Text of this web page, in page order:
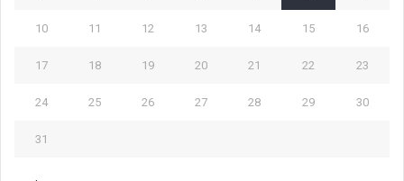
10 11 12 13 14 15 16
17 18 19 20 21 22 23
24 25 26 27 28 29 30
31